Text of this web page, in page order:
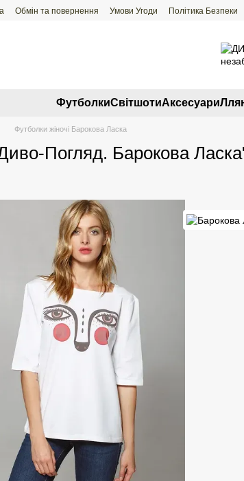
Обмін та повернення Умови Угоди Політика Безпеки
ФутболкиСвiтшотиАксесуари
Футболки жіночі Барокова Ласка
Погляд. Барокова